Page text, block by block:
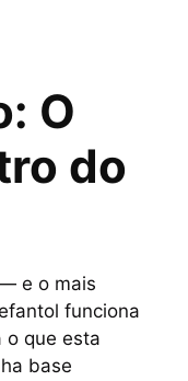
O
do
e o mais
funciona
o que esta
base